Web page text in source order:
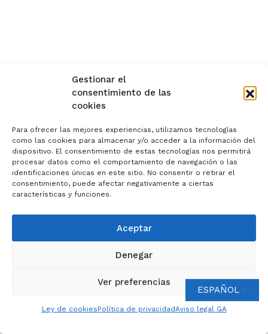
Gestionar el
consentimiento de las
cookies
Para ofrecer las mejores experiencias, utilizamos tecnologías
como las cookies para almacenar y/o acceder a la información del
dispositivo. El consentimiento de estas tecnologías nos permitirá
procesar datos como el comportamiento de navegación o las
identificaciones únicas en este sitio. No consentir o retirar el
consentimiento, puede afectar negativamente a ciertas
características y funciones.
Aceptar
Denegar
Ver preferencias
Ley de cookiesPolítica de privacidadAviso legal GA
ESPAÑOL ▼